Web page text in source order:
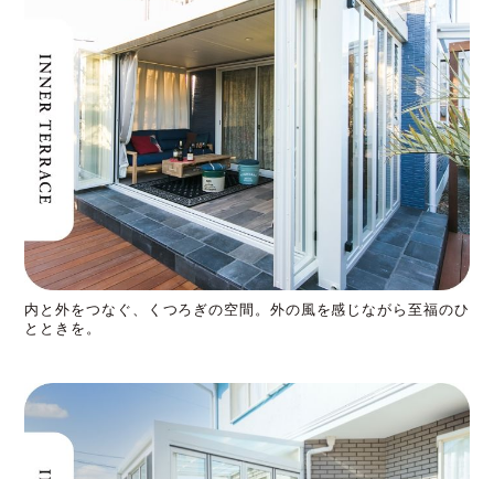
内と外をつなぐ、くつろぎの空間。外の風を感じながら至福のひ
とときを。